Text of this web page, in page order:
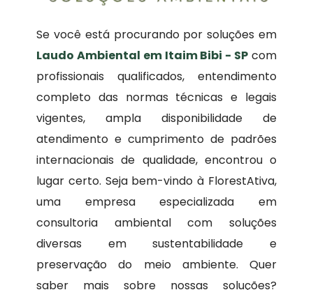
Se você está procurando por soluções em
Laudo Ambiental em Itaim Bibi - SPcom
profissionais qualificados, entendimento
completo das normas técnicas e legais
vigentes, ampla disponibilidade de
atendimento e cumprimento de padrões
internacionais de qualidade, encontrou o
lugar certo. Seja bem-vindo à FlorestAtiva,
uma empresa especializada em
consultoria ambiental com soluções
diversas em sustentabilidade e
preservação do meio ambiente. Quer
saber mais sobre nossas soluções?